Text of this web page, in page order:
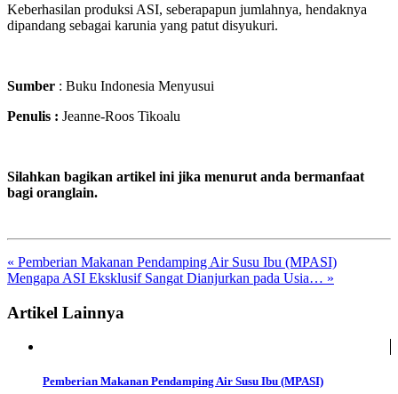
Keberhasilan produksi ASI, seberapapun jumlahnya, hendaknya
dipandang sebagai karunia yang patut disyukuri.
Sumber : Buku Indonesia Menyusui
Penulis : Jeanne-Roos Tikoalu
Silahkan bagikan artikel ini jika menurut anda bermanfaat
bagi oranglain.
« Pemberian Makanan Pendamping Air Susu Ibu (MPASI)
Mengapa ASI Eksklusif Sangat Dianjurkan pada Usia… »
Artikel Lainnya
Pemberian Makanan Pendamping Air Susu Ibu (MPASI)